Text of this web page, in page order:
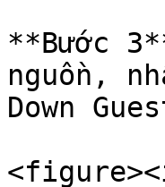
**Bước
nguồn,
Down